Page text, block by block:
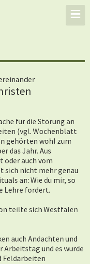
für die Störung an
(vgl. Wochenblatt
gehörten wohl zum
das Jahr. Aus
auch vom
sich nicht mehr genau
an: Wie du mir, so
Lehre fordert.
teilte sich Westfalen
auch Andachten und
Arbeitstag und es wurde
Feldarbeiten